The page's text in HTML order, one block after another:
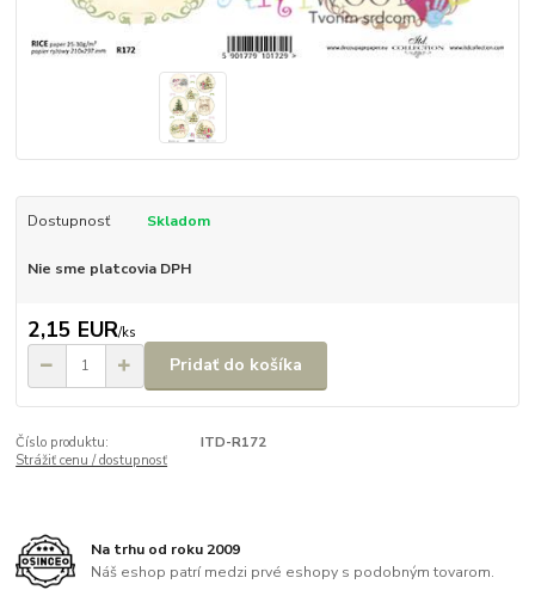
Dostupnosť Skladom
Nie sme platcovia DPH
2,15 EUR/ks
Pridať do košíka
Číslo produktu:
ITD-R172
Strážiť cenu / dostupnosť
Na trhu od roku 2009
Náš eshop patrí medzi prvé eshopy s podobným tovarom.